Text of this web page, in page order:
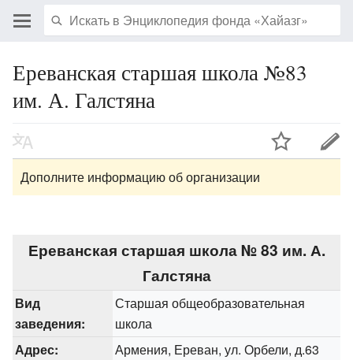
Ереванская старшая школа №83
им. А. Галстяна
Дополните информацию об организации
Ереванская старшая школа № 83 им. А.
Галстяна
Вид
заведения:
Старшая общеобразовательная
школа
Адрес:
Армения, Ереван, ул. Орбели, д.63